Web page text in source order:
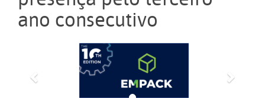
ano consecutivo